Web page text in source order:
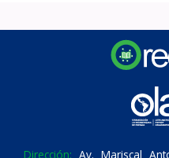
Dirección: Av. Mariscal